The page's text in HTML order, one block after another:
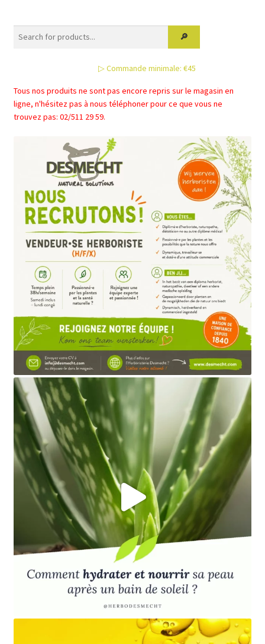
▷ Commande minimale: €45
Tous nos produits ne sont pas encore repris sur le magasin en
ligne, n'hésitez pas à nous téléphoner pour ce que vous ne
trouvez pas: 02/511 29 59.